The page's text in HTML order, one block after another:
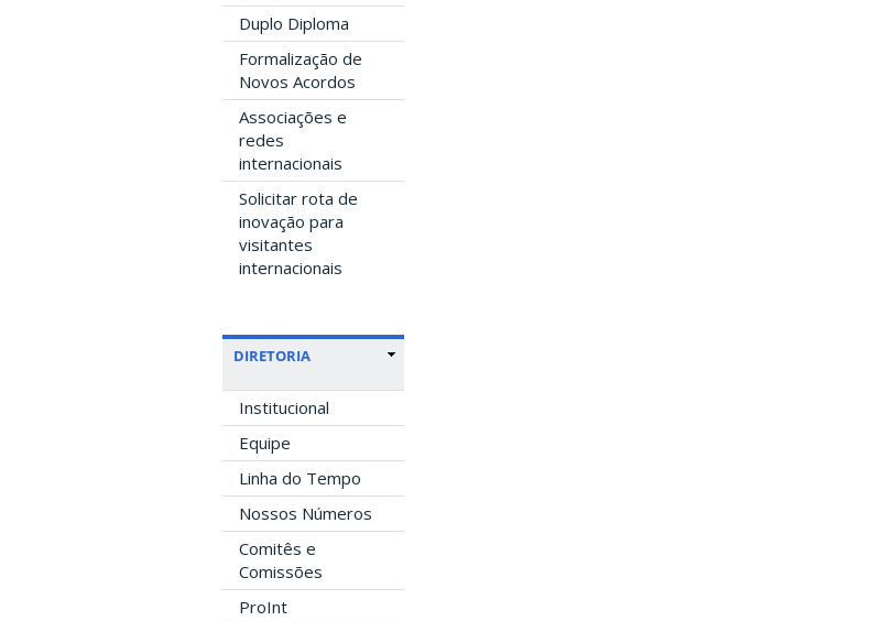
Duplo Diploma
Formalização de
Novos Acordos
Associações e
redes
internacionais
Solicitar rota de
inovação para
visitantes
internacionais
DIRETORIA
Institucional
Equipe
Linha do Tempo
Nossos Números
Comitês e
Comissões
ProInt